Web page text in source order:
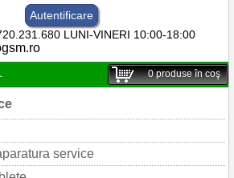
Autentificare
LUNI-VINERI 10:00-18:00
0produse în coş
service